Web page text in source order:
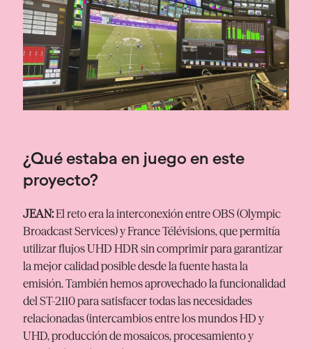
¿Qué estaba en juego en este
proyecto?
JEAN:El reto era la interconexión entre OBS (Olympic
Broadcast Services) y France Télévisions, que permitía
utilizar flujos UHD HDR sin comprimir para garantizar
la mejor calidad posible desde la fuente hasta la
emisión. También hemos aprovechado la funcionalidad
del ST-2110 para satisfacer todas las necesidades
relacionadas (intercambios entre los mundos HD y
UHD, producción de mosaicos, procesamiento y